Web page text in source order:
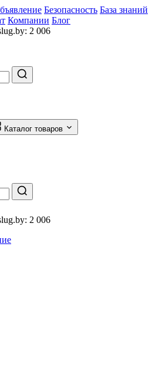
Безопасность База знаний
Компании Блог
2 006
Каталог товаров
2 006